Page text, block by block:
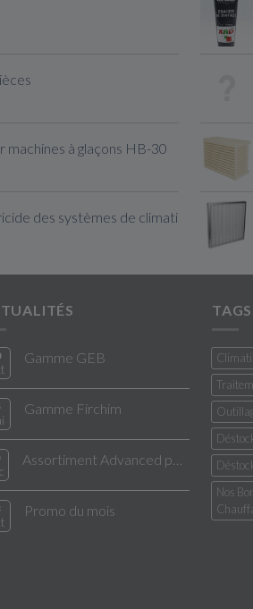
à glaçons HB-30
des systèmes de climatisation &
Gamme GEB
Gamme Firchim
Promo du mois
TAGS
Nos